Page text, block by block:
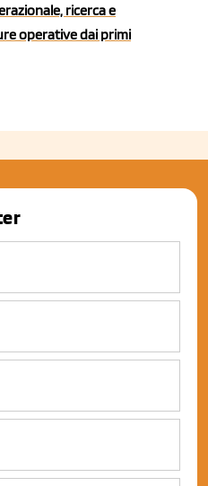
ricerca e
operative dai primi